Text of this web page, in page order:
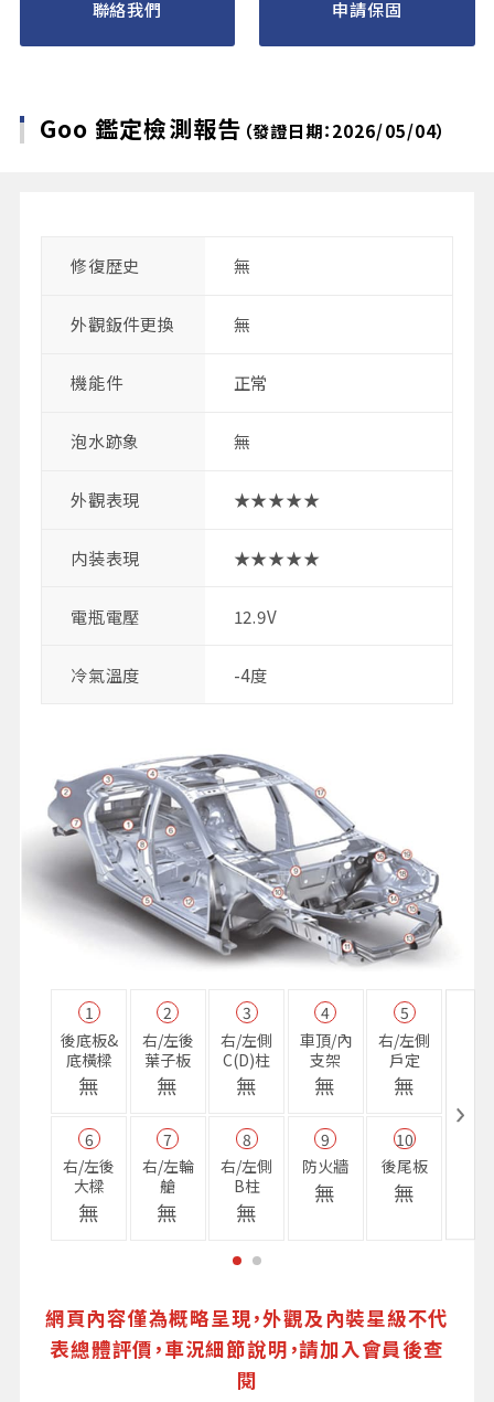
聯絡我們 申請保固
Goo 鑑定檢測報告 （發證日期：2026/05/04）
修復歴史 無
外觀鈑件更換 無
機能件 正常
泡水跡象 無
外觀表現 ★★★★★
内装表現 ★★★★★
電瓶電壓 12.9V
冷氣溫度 -4度
1
後底板&
底橫樑
無
2
右/左後
葉子板
無
3
右/左側
C(D)柱
無
4
車頂/內
支架
無
5
右/左側
戶定
無
6
右/左後
大樑
無
7
右/左輪
艙
無
8
右/左側
B柱
無
9
防火牆
無
10
後尾板
無
網頁內容僅為概略呈現，外觀及內裝星級不代
表總體評價，車況細節說明，請加入會員後查
閱